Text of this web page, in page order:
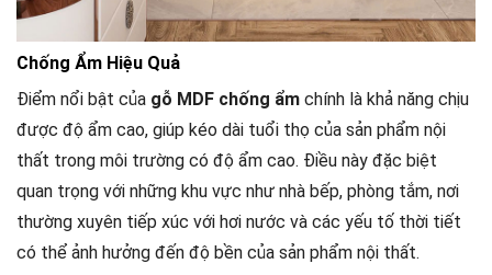
Chống Ẩm Hiệu Quả
Điểm nổi bật của gỗ MDF chống ẩm chính là khả năng chịu
được độ ẩm cao, giúp kéo dài tuổi thọ của sản phẩm nội
thất trong môi trường có độ ẩm cao. Điều này đặc biệt
quan trọng với những khu vực như nhà bếp, phòng tắm, nơi
thường xuyên tiếp xúc với hơi nước và các yếu tố thời tiết
có thể ảnh hưởng đến độ bền của sản phẩm nội thất.